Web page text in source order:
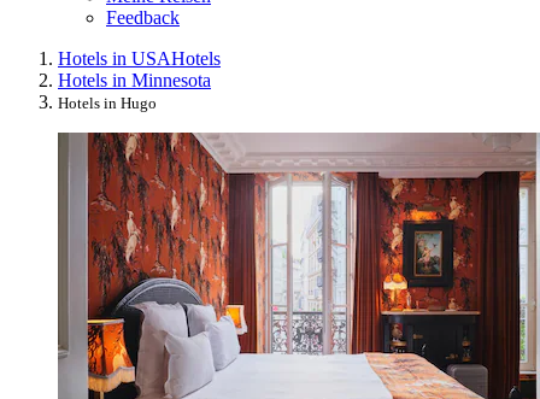
Feedback
Hotels in USAHotels
Hotels in Minnesota
Hotels in Hugo